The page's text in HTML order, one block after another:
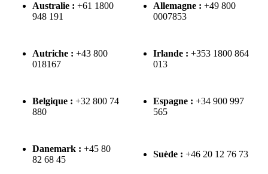
Australie : +61 1800
948 191
Allemagne : +49 800
0007853
Autriche : +43 800
018167
Irlande : +353 1800 864
013
Belgique : +32 800 74
880
Espagne : +34 900 997
565
Danemark : +45 80
82 68 45
Suède : +46 20 12 76 73